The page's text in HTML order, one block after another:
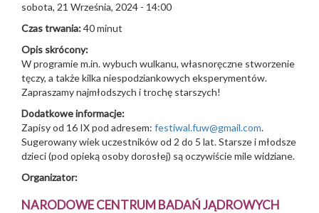
sobota, 21 Września, 2024 - 14:00
Czas trwania:40 minut
Opis skrócony:
W programie m.in. wybuch wulkanu, własnoręczne stworzenie
tęczy, a także kilka niespodziankowych eksperymentów.
Zapraszamy najmłodszych i trochę starszych!
Dodatkowe informacje:
Zapisy od 16 IX pod adresem: festiwal.fuw@gmail.com.
Sugerowany wiek uczestników od 2 do 5 lat. Starsze i młodsze
dzieci (pod opieką osoby dorosłej) są oczywiście mile widziane.
Organizator:
NARODOWE CENTRUM BADAŃ JĄDROWYCH